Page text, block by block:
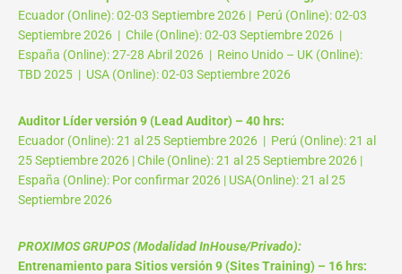
Ecuador (Online): 02-03 Septiembre 2026 | Perú (Online): 02-03
Septiembre 2026 | Chile (Online): 02-03 Septiembre 2026 |
España (Online): 27-28 Abril 2026 | Reino Unido – UK (Online):
TBD 2025 | USA (Online): 02-03 Septiembre 2026
Auditor Líder versión 9 (Lead Auditor) – 40 hrs:
Ecuador (Online): 21 al 25 Septiembre 2026 | Perú (Online): 21 al
25 Septiembre 2026 | Chile (Online): 21 al 25 Septiembre 2026 |
España (Online): Por confirmar 2026 | USA(Online): 21 al 25
Septiembre 2026
PROXIMOS GRUPOS (Modalidad InHouse/Privado):
Entrenamiento para Sitios versión 9 (Sites Training) – 16 hrs: